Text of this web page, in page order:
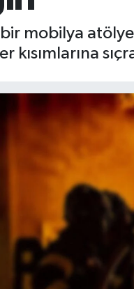
mobilya
kısımlarına